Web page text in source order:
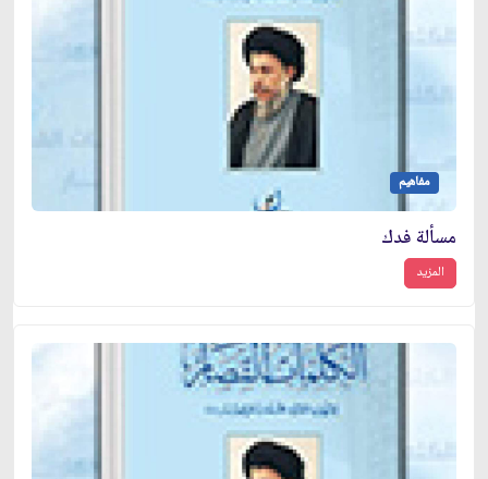
مفاهيم
مسألة فدك
المزيد